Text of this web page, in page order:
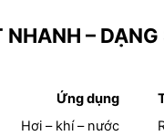
NHANH – DẠNG
Ứng dụng
Hơi – khí – nước